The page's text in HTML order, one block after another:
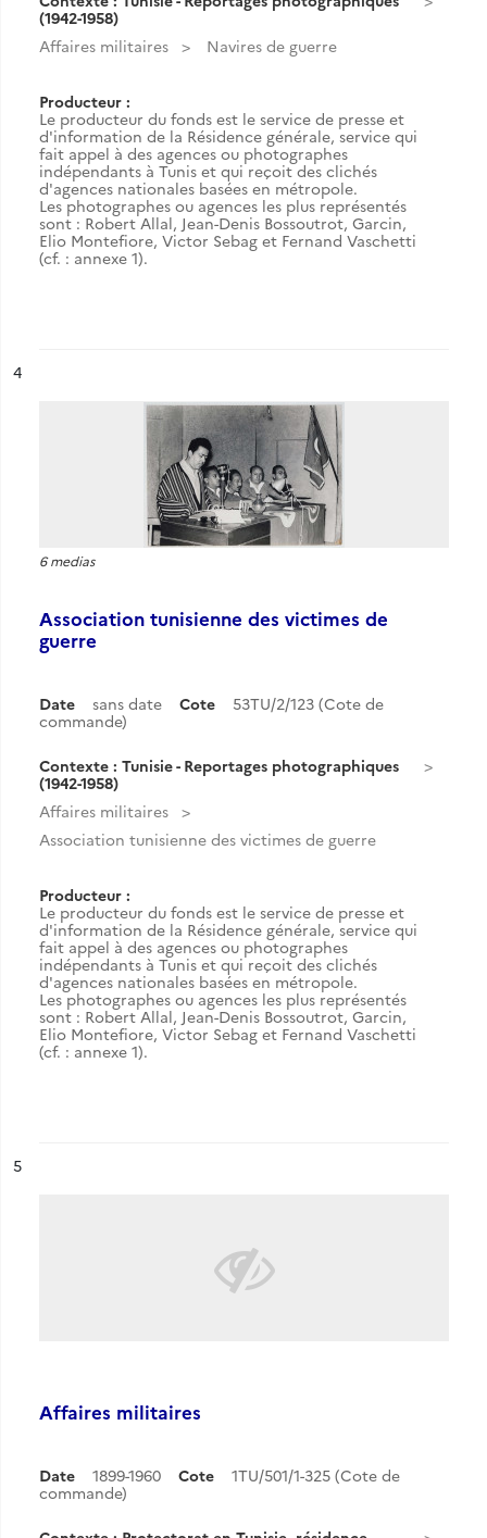
(1942-1958)
Affaires militaires
Navires de guerre
Producteur :
Le producteur du fonds est le service de presse et
d'information de la Résidence générale, service qui
fait appel à des agences ou photographes
indépendants à Tunis et qui reçoit des clichés
d'agences nationales basées en métropole.
Les photographes ou agences les plus représentés
sont : Robert Allal, Jean-Denis Bossoutrot, Garcin,
Elio Montefiore, Victor Sebag et Fernand Vaschetti
(cf. : annexe 1).
n°
4
6 medias
Association tunisienne des victimes de
guerre
Date sans date Cote
53TU/2/123 (Cote de
commande)
Contexte : Tunisie - Reportages photographiques
(1942-1958)
Affaires militaires
Association tunisienne des victimes de guerre
Producteur :
Le producteur du fonds est le service de presse et
d'information de la Résidence générale, service qui
fait appel à des agences ou photographes
indépendants à Tunis et qui reçoit des clichés
d'agences nationales basées en métropole.
Les photographes ou agences les plus représentés
sont : Robert Allal, Jean-Denis Bossoutrot, Garcin,
Elio Montefiore, Victor Sebag et Fernand Vaschetti
(cf. : annexe 1).
n°
5
Affaires militaires
Date 1899-1960 Cote
1TU/501/1-325 (Cote de
commande)